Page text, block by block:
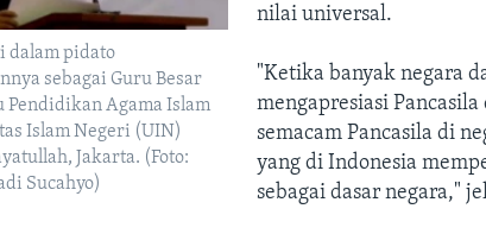
dalam pidato
sebagai Guru Besar
Pendidikan Agama Islam
Islam Negeri (UIN)
Jakarta. (Foto:
Sucahyo)
nilai universal.
"Ketika banyak negara
mengapresiasi
semacam Pancasila di
yang di Indonesia
sebagai dasar negara,"